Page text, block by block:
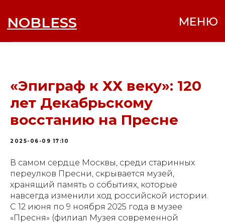
NOBLESS
«Эпиграф к ХХ веку»: 120
лет Декабрьскому
восстанию на Пресне
2025-06-09 17:10
В самом сердце Москвы, среди старинных
переулков Пресни, скрывается музей,
хранящий память о событиях, которые
навсегда изменили ход российской истории.
С 12 июня по 9 ноября 2025 года в музее
«Пресня» (филиал Музея современной